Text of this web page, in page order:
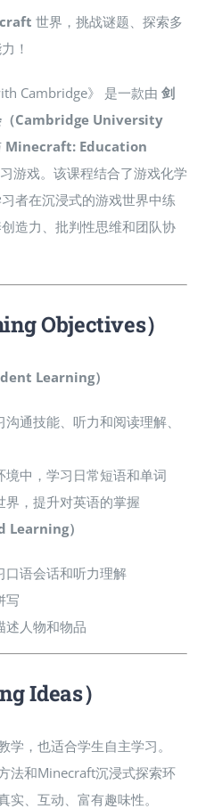
世界，挑战谜题、探索多
！
Cambridge》 是一款由 剑
（Cambridge University
Minecraft: Education
游戏。该课程结合了游戏化学
者在沉浸式的游戏世界中练
造力、批判性思维和团队协
Objectives）
Learning）
通技能、听力和阅读理解、
境中，学习日常短语和单词
界，提升对英语的掌握
Learning）
口语会话和听力理解
写
述人物和物品
Ideas）
学，也适合学生自主学习。
法和Minecraft沉浸式探索环
实、互动、富有趣味性。